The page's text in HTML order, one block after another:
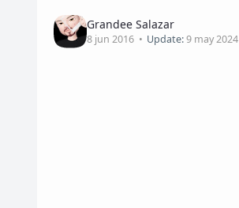
Grandee Salazar
8 jun 2016 Update:9 may 2024